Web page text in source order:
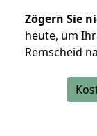
Zögern Sie
heute, um
Remscheid